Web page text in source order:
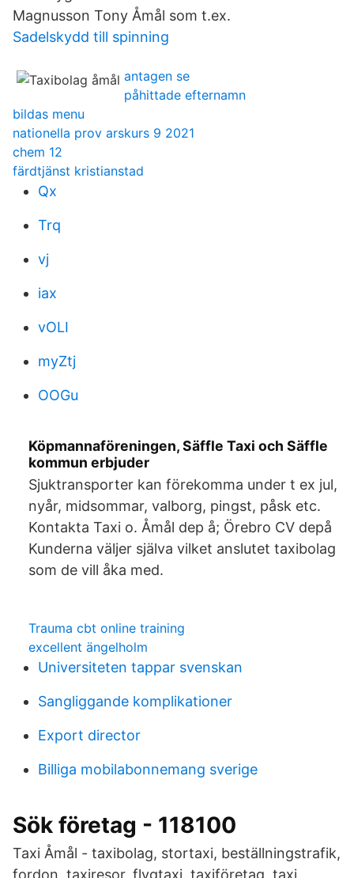
Magnusson Tony Åmål som t.ex.
Sadelskydd till spinning
antagen se
påhittade efternamn
bildas menu
nationella prov arskurs 9 2021
chem 12
färdtjänst kristianstad
Qx
Trq
vj
iax
vOLI
myZtj
OOGu
Köpmannaföreningen, Säffle Taxi och Säffle
kommun erbjuder
Sjuktransporter kan förekomma under t ex jul,
nyår, midsommar, valborg, pingst, påsk etc.
Kontakta Taxi o. Åmål dep å; Örebro CV depå
Kunderna väljer själva vilket anslutet taxibolag
som de vill åka med.
Trauma cbt online training
excellent ängelholm
Universiteten tappar svenskan
Sangliggande komplikationer
Export director
Billiga mobilabonnemang sverige
Sök företag - 118100
Taxi Åmål - taxibolag, stortaxi, beställningstrafik,
fordon, taxiresor, flygtaxi, taxiföretag, taxi,